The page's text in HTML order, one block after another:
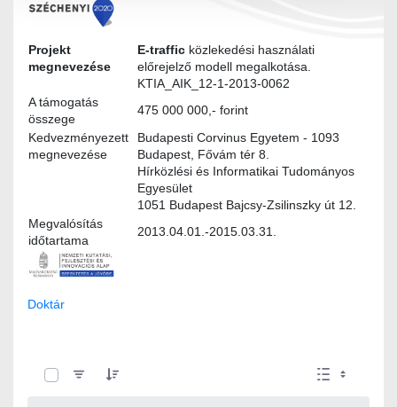
Projekt
megnevezése
E-traffic közlekedési használati
előrejelző modell megalkotása.
KTIA_AIK_12-1-2013-0062
A támogatás
összege
475 000 000,- forint
Kedvezményezett
megnevezése
Budapesti Corvinus Egyetem - 1093
Budapest, Fővám tér 8.
Hírközlési és Informatikai Tudományos
Egyesület
1051 Budapest Bajcsy-Zsilinszky út 12.
Megvalósítás
időtartama
2013.04.01.-2015.03.31.
Doktár